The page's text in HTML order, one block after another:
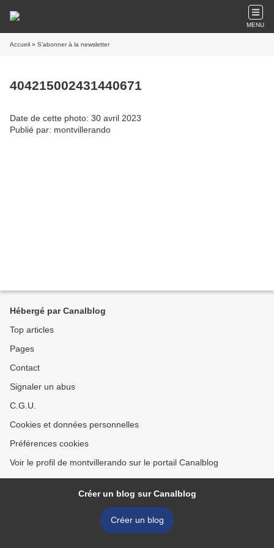
MENU
Accueil » S'abonner à la newsletter
404215002431440671
Date de cette photo: 30 avril 2023
Publié par: montvillerando
Hébergé par Canalblog
Top articles
Pages
Contact
Signaler un abus
C.G.U.
Cookies et données personnelles
Préférences cookies
Voir le profil de montvillerando sur le portail Canalblog
Créer un blog sur Canalblog
Créer un blog